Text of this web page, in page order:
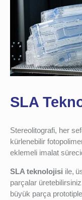
SLA
Stereolitografi, her
kürlenebilir
eklemeli imalat
SLA teknolojisi ile,
parçalar
büyük parça